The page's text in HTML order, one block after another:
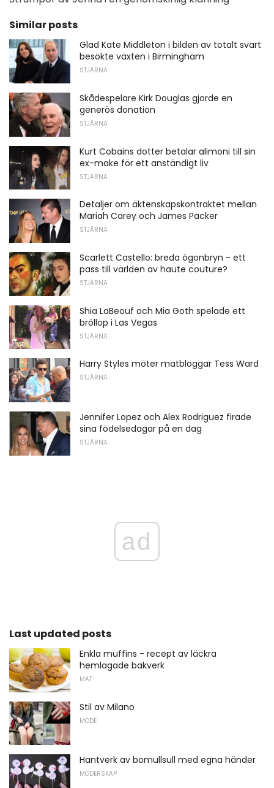
Similar posts
Glad Kate Middleton i bilden av totalt svart
besökte växten i Birmingham
STJÄRNA
Skådespelare Kirk Douglas gjorde en
generös donation
STJÄRNA
Kurt Cobains dotter betalar alimoni till sin
ex-make för ett anständigt liv
STJÄRNA
Detaljer om äktenskapskontraktet mellan
Mariah Carey och James Packer
STJÄRNA
Scarlett Castello: breda ögonbryn - ett
pass till världen av haute couture?
STJÄRNA
Shia LaBeouf och Mia Goth spelade ett
bröllop i Las Vegas
STJÄRNA
Harry Styles möter matbloggar Tess Ward
STJÄRNA
Jennifer Lopez och Alex Rodriguez firade
sina födelsedagar på en dag
STJÄRNA
ad
Last updated posts
Enkla muffins - recept av läckra
hemlagade bakverk
MAT
Stil av Milano
MODE
Hantverk av bomullsull med egna händer
MODERSKAP